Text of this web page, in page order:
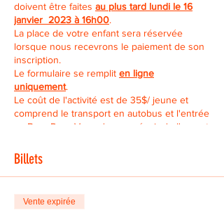
doivent être faites au plus tard lundi le 16
janvier 2023 à 16h00.
La place de votre enfant sera réservée
lorsque nous recevrons le paiement de son
inscription.
Le formulaire se remplit en ligne
uniquement.
Le coût de l'activité est de 35$/ jeune et
comprend le transport en autobus et l'entrée
au Bora Parc. Vous devez prévoir de l'argent
Vous devez effectuer votre paiement à cette
adresse :
comptabilite@mdjbeaucesartigan.com(mot
de passe: ado2022)
Billets
Vente expirée